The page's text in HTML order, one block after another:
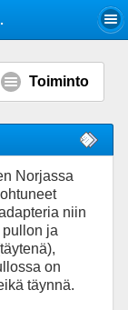
Toiminto
Norjassa
niin
ja
on
täynnä.